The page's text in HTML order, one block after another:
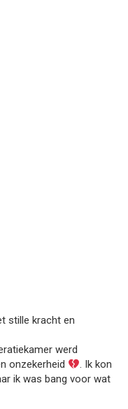
stille kracht en
werd
onzekerheid
. Ik kon
ik was bang voor wat